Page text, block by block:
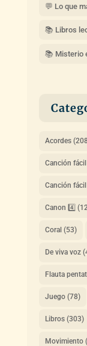
💬 Lo que
📚 Libros
📚 Misterio
Acordes
Canción fácil
Canción fácil
Canon 4️⃣
Coral (53)
De viva voz
Flauta
Juego(78)
Libros(303)
Movimiento